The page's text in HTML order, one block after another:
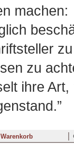
machen:
zu
ihre Art,